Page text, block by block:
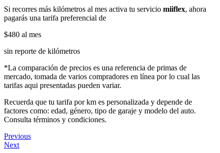
Si recorres más kilómetros al mes activa tu servicio miiflex, ahora
pagarás una tarifa preferencial de
$480 al mes
sin reporte de kilómetros
*La comparación de precios es una referencia de primas de
mercado, tomada de varios compradores en línea por lo cual las
tarifas aqui presentadas pueden variar.
Recuerda que tu tarifa por km es personalizada y depende de
factores como: edad, género, tipo de garaje y modelo del auto.
Consulta términos y condiciones.
Previous
Next